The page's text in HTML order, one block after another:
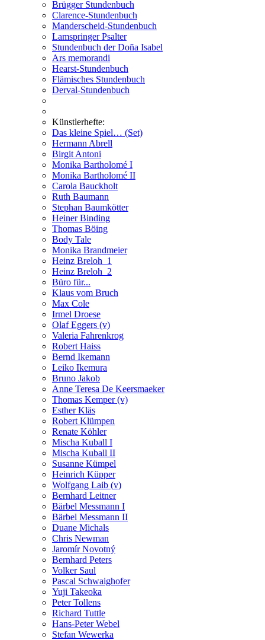
Brügger Stundenbuch
Clarence-Stundenbuch
Manderscheid-Stundenbuch
Lamspringer Psalter
Stundenbuch der Doña Isabel
Ars memorandi
Hearst-Stundenbuch
Flämisches Stundenbuch
Derval-Stundenbuch
Künstlerhefte:
Das kleine Spiel… (Set)
Hermann Abrell
Birgit Antoni
Monika Bartholomé I
Monika Bartholomé II
Carola Bauckholt
Ruth Baumann
Stephan Baumkötter
Heiner Binding
Thomas Böing
Body Tale
Monika Brandmeier
Heinz Breloh_1
Heinz Breloh_2
Büro für...
Klaus vom Bruch
Max Cole
Irmel Droese
Olaf Eggers (v)
Valeria Fahrenkrog
Robert Haiss
Bernd Ikemann
Leiko Ikemura
Bruno Jakob
Anne Teresa De Keersmaeker
Thomas Kemper (v)
Esther Kläs
Robert Klümpen
Renate Köhler
Mischa Kuball I
Mischa Kuball II
Susanne Kümpel
Heinrich Küpper
Wolfgang Laib (v)
Bernhard Leitner
Bärbel Messmann I
Bärbel Messmann II
Duane Michals
Chris Newman
Jaromír Novotný
Bernhard Peters
Volker Saul
Pascal Schwaighofer
Yuji Takeoka
Peter Tollens
Richard Tuttle
Hans-Peter Webel
Stefan Wewerka